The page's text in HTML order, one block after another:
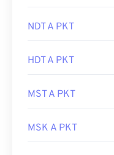
NDT A PKT
HDT A PKT
MST A PKT
MSK A PKT